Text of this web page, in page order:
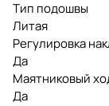
Тип подошвы
Литая
Регулировка
Да
Маятниковый
Да